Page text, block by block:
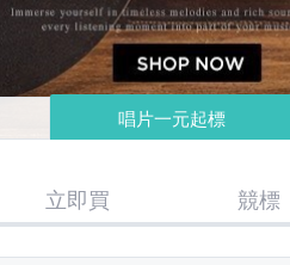
唱片一元起標
立即買 競標